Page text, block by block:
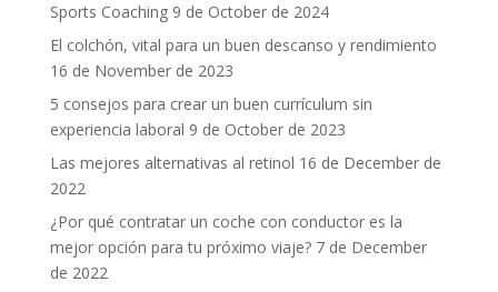
Sports Coaching 9 de October de 2024
El colchón, vital para un buen descanso y rendimiento
16 de November de 2023
5 consejos para crear un buen currículum sin
experiencia laboral 9 de October de 2023
Las mejores alternativas al retinol 16 de December de
2022
¿Por qué contratar un coche con conductor es la
mejor opción para tu próximo viaje? 7 de December
de 2022